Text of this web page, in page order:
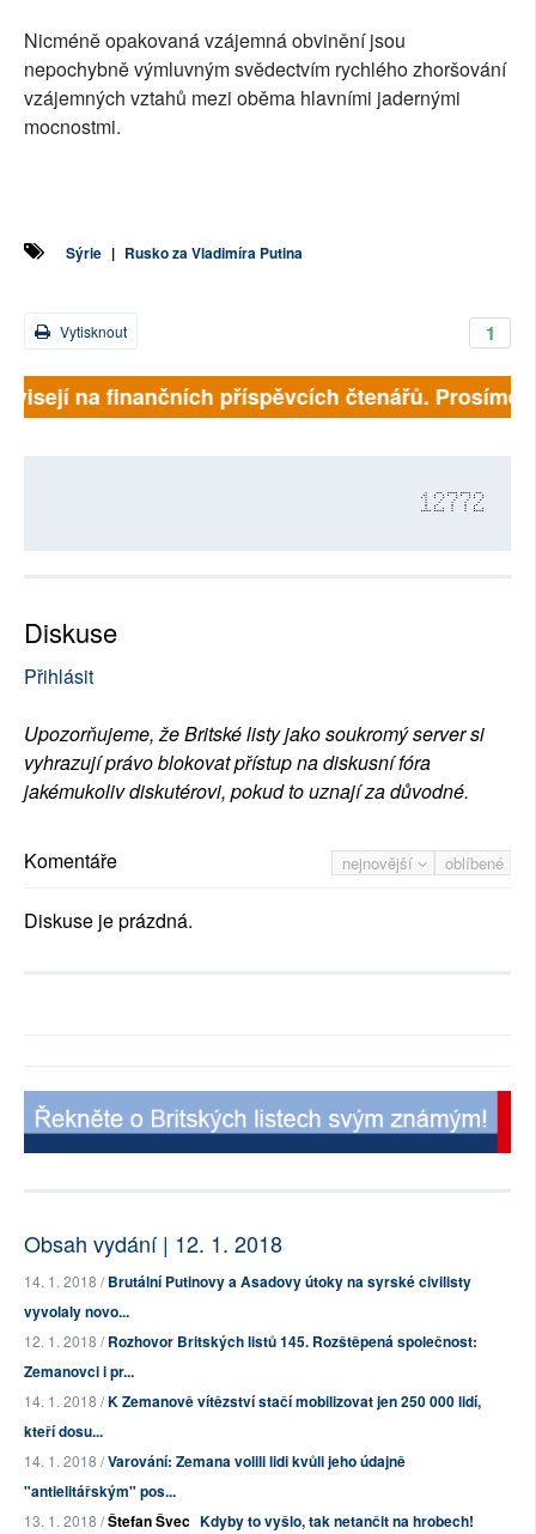
Nicméně opakovaná vzájemná obvinění jsou
nepochybně výmluvným svědectvím rychlého zhoršování
vzájemných vztahů mezi oběma hlavními jadernými
mocnostmi.
Sýrie | Rusko za Vladimíra Putina
1
Vytisknout
na finančních příspěvcích čtenářů. Prosíme,
12772
Diskuse
Přihlásit
Upozorňujeme, že Britské listy jako soukromý server si
vyhrazují právo blokovat přístup na diskusní fóra
jakémukoliv diskutérovi, pokud to uznají za důvodné.
nejnovější oblíbené
Komentáře
Diskuse je prázdná.
Obsah vydání | 12. 1. 2018
14. 1. 2018 /Brutální Putinovy a Asadovy útoky na syrské civilisty
vyvolaly novo...
12. 1. 2018 /Rozhovor Britských listů 145. Rozštěpená společnost:
Zemanovci i pr...
14. 1. 2018 /K Zemanově vítězství stačí mobilizovat jen 250 000 lidí,
kteří dosu...
14. 1. 2018 /Varování: Zemana volili lidi kvůli jeho údajně
"antielitářským" pos...
13. 1. 2018 /Štefan Švec Kdyby to vyšlo, tak netančit na hrobech!